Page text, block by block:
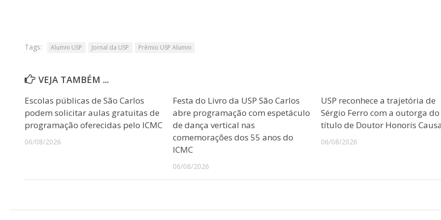
Tags: Alumni USP Jornal da USP Prêmio USP Alumni
VEJA TAMBÉM ...
Escolas públicas de São Carlos
podem solicitar aulas gratuitas de
programação oferecidas pelo ICMC
06/08/2026
Festa do Livro da USP São Carlos
abre programação com espetáculo
de dança vertical nas
comemorações dos 55 anos do
ICMC
06/08/2026
USP reconhece a trajetória de
Sérgio Ferro com a outorga do
título de Doutor Honoris
06/08/2026